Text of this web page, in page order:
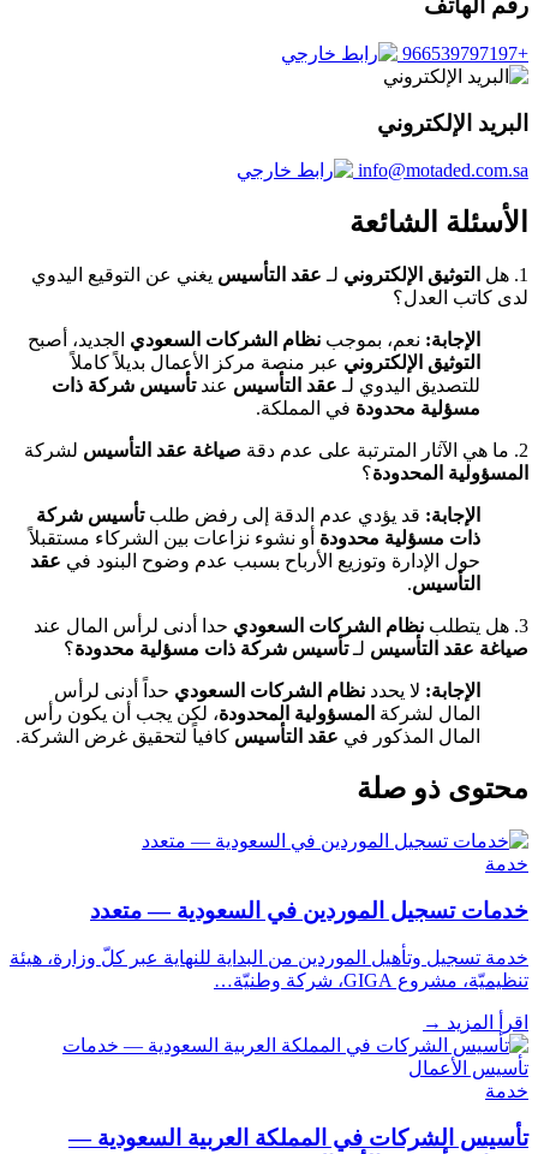
رقم الهاتف
+966539797197
البريد الإلكتروني
info@motaded.com.sa
الأسئلة الشائعة
1. هل التوثيق الإلكتروني لـ عقد التأسيس يغني عن التوقيع اليدوي
لدى كاتب العدل؟
الإجابة: نعم، بموجب نظام الشركات السعودي الجديد، أصبح
التوثيق الإلكتروني عبر منصة مركز الأعمال بديلاً كاملاً
للتصديق اليدوي لـ عقد التأسيس عندتأسيس شركة ذات
مسؤلية محدودة في المملكة.
2. ما هي الآثار المترتبة على عدم دقة صياغة عقد التأسيس لشركة
المسؤولية المحدودة؟
الإجابة: قد يؤدي عدم الدقة إلى رفض طلبتأسيس شركة
ذات مسؤلية محدودة أو نشوء نزاعات بين الشركاء مستقبلاً
حول الإدارة وتوزيع الأرباح بسبب عدم وضوح البنود في عقد
التأسيس.
3. هل يتطلب نظام الشركات السعودي حدا أدنى لرأس المال عند
صياغة عقد التأسيس لـتأسيس شركة ذات مسؤلية محدودة؟
الإجابة: لا يحدد نظام الشركات السعودي حداً أدنى لرأس
المال لشركة المسؤولية المحدودة، لكن يجب أن يكون رأس
المال المذكور في عقد التأسيس كافياً لتحقيق غرض الشركة.
محتوى ذو صلة
خدمة
خدمات تسجيل الموردين في السعودية — متعدد
خدمة تسجيل وتأهيل الموردين من البداية للنهاية عبر كلّ وزارة، هيئة
تنظيميّة، مشروع GIGA، شركة وطنيّة…
اقرأ المزيد →
خدمة
تأسيس الشركات في المملكة العربية السعودية —